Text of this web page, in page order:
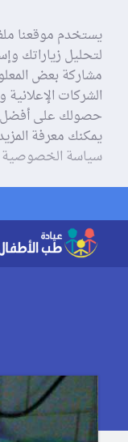
يستخدم موقعنا
لتحليل زياراتك
الشركات
حصولك على أفضل
يمكنك معرفة
سياسة الخصوصية